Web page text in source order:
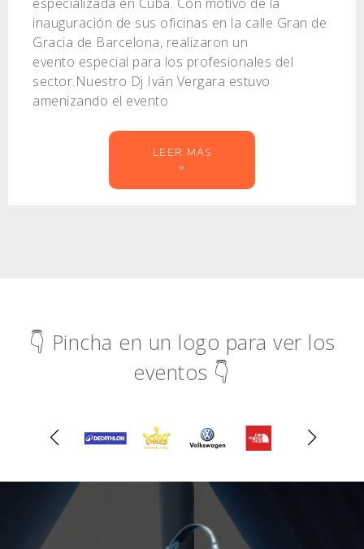
inauguración de sus oficinas en la calle Gran de
Gracia de Barcelona, realizaron un
evento especial para los profesionales del
sector.Nuestro Dj Iván Vergara estuvo
amenizando el evento
LEER MÁS
»
👇 Pincha en un logo para ver los
eventos 👇